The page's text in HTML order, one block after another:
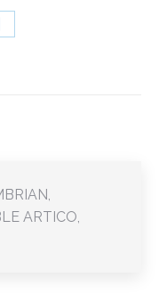
ARTICO,